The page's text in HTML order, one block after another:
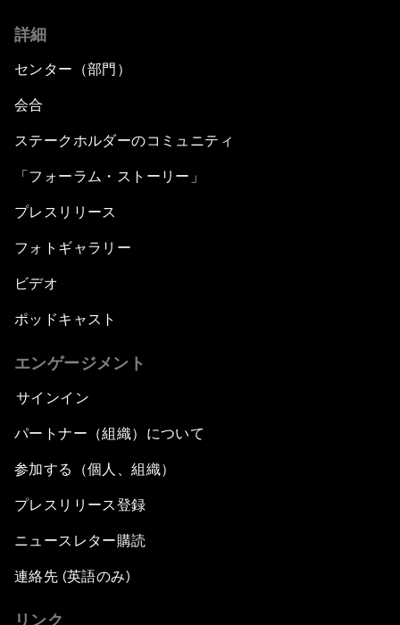
詳細
センター（部門）
会合
ステークホルダーのコミュニティ
「フォーラム・ストーリー」
プレスリリース
フォトギャラリー
ビデオ
ポッドキャスト
エンゲージメント
サインイン
パートナー（組織）について
参加する（個人、組織）
プレスリリース登録
ニュースレター購読
連絡先 (英語のみ)
リンク